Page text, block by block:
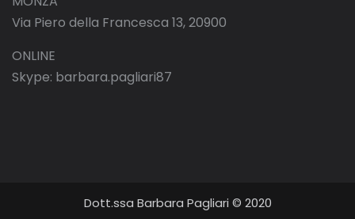
Via Piero della Francesca 13, 20900
ONLINE
Skype: barbara.pagliari87
Dott.ssa Barbara Pagliari © 2020